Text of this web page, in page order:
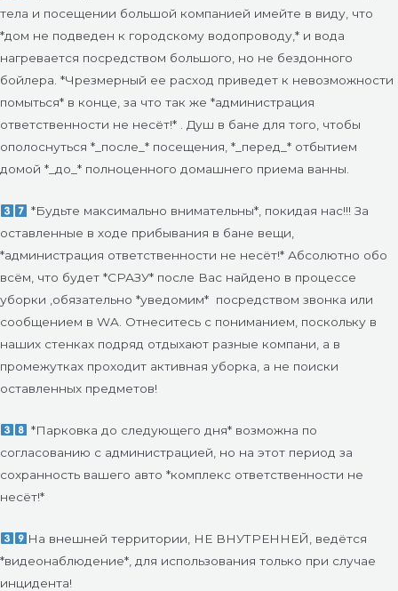
тела и посещении большой компанией имейте в виду, что
*дом не подведен к городскому водопроводу,* и вода
нагревается посредством большого, но не бездонного
бойлера. *Чрезмерный ее расход приведет к невозможности
помыться* в конце, за что так же *администрация
ответственности не несёт!* . Душ в бане для того, чтобы
ополоснуться *_после_* посещения, *_перед_* отбытием
домой *_до_* полноценного домашнего приема ванны.
*Будьте максимально внимательны*, покидая нас!!! За
оставленные в ходе прибывания в бане вещи,
*администрация ответственности не несёт!* Абсолютно обо
всём, что будет *СРАЗУ* после Вас найдено в процессе
уборки ,обязательно *уведомим* посредством звонка или
сообщением в WA. Отнеситесь с пониманием, поскольку в
наших стенках подряд отдыхают разные компани, а в
промежутках проходит активная уборка, а не поиски
оставленных предметов!
*Парковка до следующего дня* возможна по
согласованию с администрацией, но на этот период за
сохранность вашего авто *комплекс ответственности не
несёт!*
На внешней территории, НЕ ВНУТРЕННЕЙ, ведётся
*видеонаблюдение*, для использования только при случае
инцидента!